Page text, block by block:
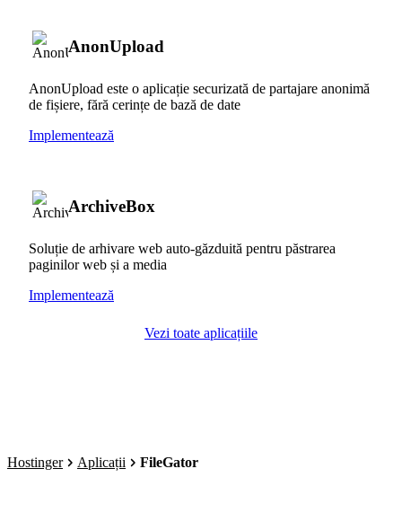
AnonUpload
AnonUpload este o aplicație securizată de partajare anonimă
de fișiere, fără cerințe de bază de date
Implementează
ArchiveBox
Soluție de arhivare web auto-găzduită pentru păstrarea
paginilor web și a media
Implementează
Vezi toate aplicațiile
Hostinger Aplicații FileGator